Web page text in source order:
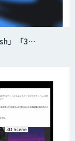
ト向け教師デー
益管理プラット
」「3…